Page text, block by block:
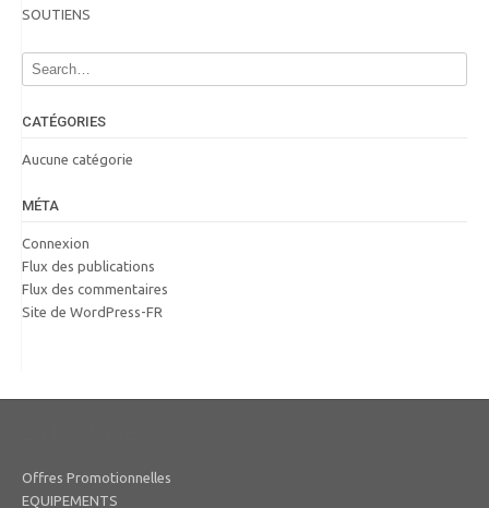
SOUTIENS
CATÉGORIES
Aucune catégorie
MÉTA
Connexion
Flux des publications
Flux des commentaires
Site de WordPress-FR
Offres Promotionnelles
EQUIPEMENTS